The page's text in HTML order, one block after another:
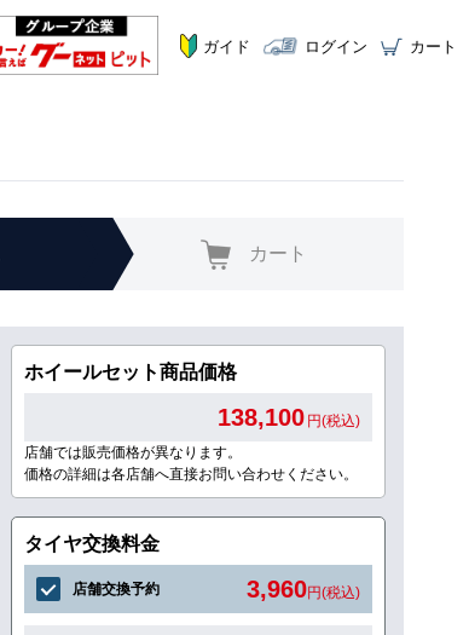
ガイド ログイン カート
カート
ホイールセット商品価格
138,100 円(税込)
店舗では販売価格が異なります。
価格の詳細は各店舗へ直接お問い合わせください。
タイヤ交換料金
店舗交換予約 3,960円(税込)